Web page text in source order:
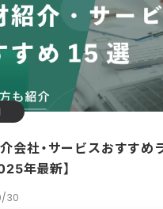
会社・サービスおすすめ
年最新】
30